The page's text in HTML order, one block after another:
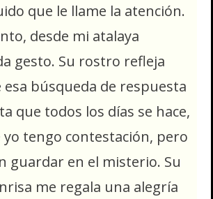
que le llame la atención.
desde mi atalaya
gesto. Su rostro refleja
búsqueda de respuesta
que todos los días se hace,
yo tengo contestación, pero
guardar en el misterio. Su
me regala una alegría